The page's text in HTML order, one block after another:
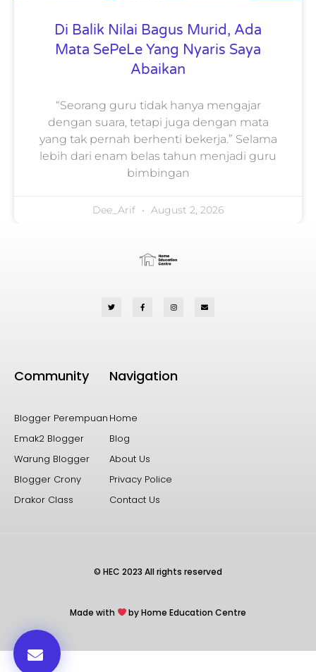
Di Balik Nilai Bagus Murid, Ada
Mata SePeLe Yang Nyaris Saya
Abaikan
“Seorang guru tidak hanya mengajar
dengan suara, tetapi juga dengan mata
yang tak pernah berhenti bekerja.” Selama
lebih dari enam belas tahun menjadi guru
bimbingan
Dee_Arif August 2, 2026
Community
Blogger Perempuan
Emak2 Blogger
Warung Blogger
Blogger Crony
Drakor Class
Navigation
Home
Blog
About Us
Privacy Police
Contact Us
© HEC 2023 All rights reserved
Made with by Home Education Centre